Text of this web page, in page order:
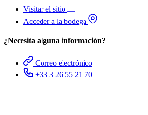
Visitar el sitio
Acceder a la bodega
¿Necesita alguna información?
Correo electrónico
+33 3 26 55 21 70